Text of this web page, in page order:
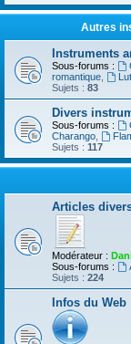
Autres
Instruments
Sous-forums :
romantique
Sujets : 83
Divers
Sous-forums :
Charango
Sujets : 117
Articles
Modérateur :
Sous-forums :
Sujets : 224
Infos du Web